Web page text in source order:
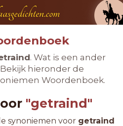
. Wat is een ander
hieronder de
Woordenboek.
"getraind"
synoniemen voor getraind